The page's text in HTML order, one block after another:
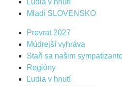
Ľudia v hnutí
Mladí SLOVENSKO
Prevrat 2027
Múdrejší vyhráva
Staň sa našim
Regióny
Ľudia v hnutí